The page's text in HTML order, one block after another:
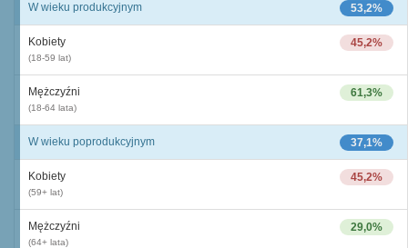
53,2%
W wieku produkcyjnym
45,2%
Kobiety
(18-59 lat)
61,3%
Mężczyźni
(18-64 lata)
37,1%
W wieku poprodukcyjnym
45,2%
Kobiety
(59+ lat)
29,0%
Mężczyźni
(64+ lata)